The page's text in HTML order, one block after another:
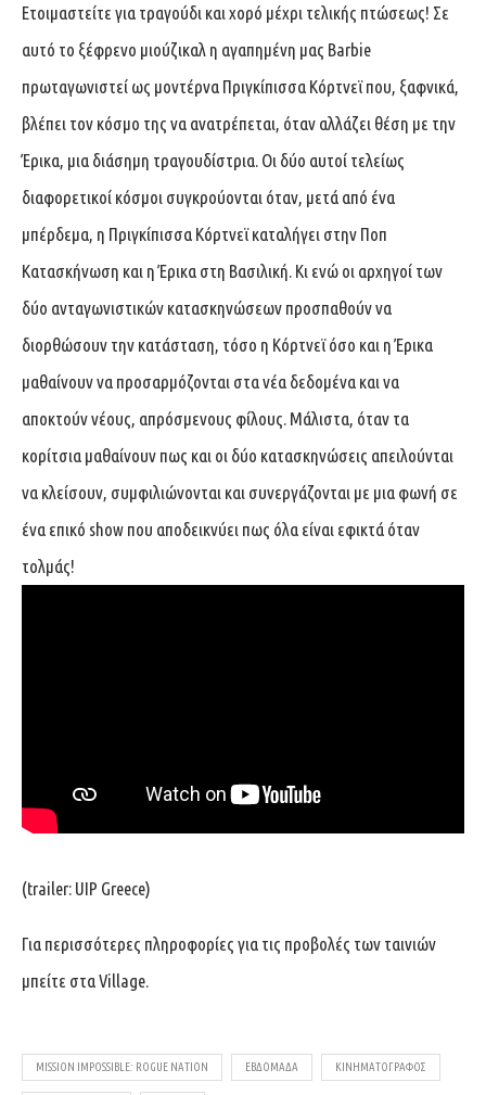
Ετοιμαστείτε για τραγούδι και χορό μέχρι τελικής πτώσεως! Σε
αυτό το ξέφρενο μιούζικαλ η αγαπημένη μας Barbie
πρωταγωνιστεί ως μοντέρνα Πριγκίπισσα Κόρτνεϊ που, ξαφνικά,
βλέπει τον κόσμο της να ανατρέπεται, όταν αλλάζει θέση με την
Έρικα, μια διάσημη τραγουδίστρια. Οι δύο αυτοί τελείως
διαφορετικοί κόσμοι συγκρούονται όταν, μετά από ένα
μπέρδεμα, η Πριγκίπισσα Κόρτνεϊ καταλήγει στην Ποπ
Κατασκήνωση και η Έρικα στη Βασιλική. Κι ενώ οι αρχηγοί των
δύο ανταγωνιστικών κατασκηνώσεων προσπαθούν να
διορθώσουν την κατάσταση, τόσο η Κόρτνεϊ όσο και η Έρικα
μαθαίνουν να προσαρμόζονται στα νέα δεδομένα και να
αποκτούν νέους, απρόσμενους φίλους. Μάλιστα, όταν τα
κορίτσια μαθαίνουν πως και οι δύο κατασκηνώσεις απειλούνται
να κλείσουν, συμφιλιώνονται και συνεργάζονται με μια φωνή σε
ένα επικό show που αποδεικνύει πως όλα είναι εφικτά όταν
τολμάς!
(trailer: UIP Greece)
Για περισσότερες πληροφορίες για τις προβολές των ταινιών
μπείτε στα Village.
MISSION IMPOSSIBLE: ROGUE NATION ΕΒΔΟΜΆΔΑ ΚΙΝΗΜΑΤΟΓΡΆΦΟΣ